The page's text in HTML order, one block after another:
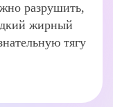
разрушить,
жирный
тягу